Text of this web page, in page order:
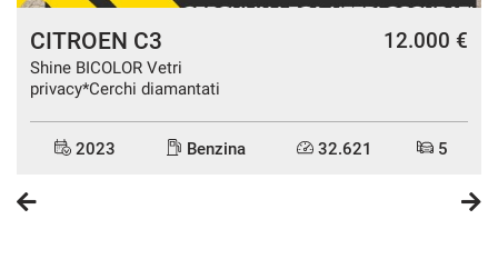
CITROEN C3
Shine BICOLOR Vetri
privacy*Cerchi diamantati
12.000 €
2023 Benzina 32.621 5